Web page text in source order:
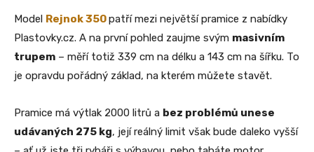
Model Rejnok 350patří mezi největší pramice z nabídky
Plastovky.cz. A na první pohled zaujme svým masivním
trupem – měří totiž 339 cm na délku a 143 cm na šířku. To
je opravdu pořádný základ, na kterém můžete stavět.
Pramice má výtlak 2000 litrů a bez problémů unese
udávaných 275 kg, její reálný limit však bude daleko vyšší